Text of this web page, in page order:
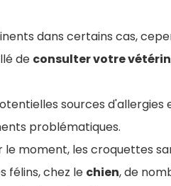
dans certains cas,
de consulter votre
sources d'allergies
problématiques.
le moment, les croquettes
félins, chez le chien, de